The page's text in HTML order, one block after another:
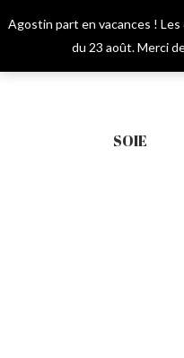
Agostin part en vacances !
du 23 août. Merci
to
SOIE